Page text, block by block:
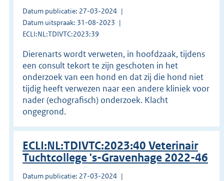
Datum publicatie: 27-03-2024
Datum uitspraak: 31-08-2023
ECLI:NL:TDIVTC:2023:39
Dierenarts wordt verweten, in hoofdzaak, tijdens
een consult tekort te zijn geschoten in het
onderzoek van een hond en dat zij die hond niet
tijdig heeft verwezen naar een andere kliniek voor
nader (echografisch) onderzoek. Klacht
ongegrond.
ECLI:NL:TDIVTC:2023:40 Veterinair
Tuchtcollege 's-Gravenhage 2022-46
Datum publicatie: 27-03-2024